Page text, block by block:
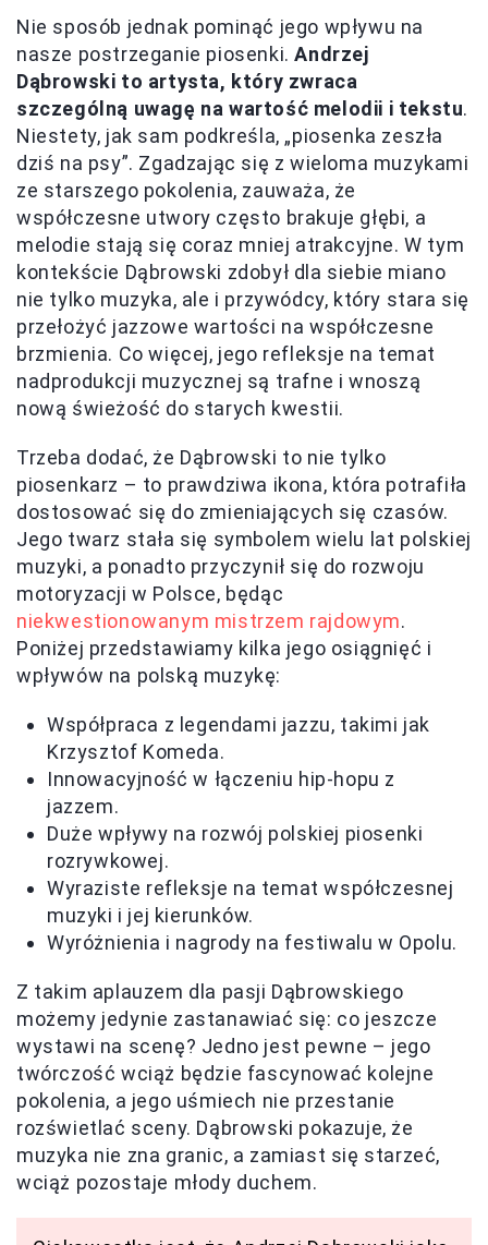
Nie sposób jednak pominąć jego wpływu na
nasze postrzeganie piosenki.Andrzej
Dąbrowski to artysta, który zwraca
szczególną uwagę na wartość melodii i tekstu.
Niestety, jak sam podkreśla, „piosenka zeszła
dziś na psy”. Zgadzając się z wieloma muzykami
ze starszego pokolenia, zauważa, że
współczesne utwory często brakuje głębi, a
melodie stają się coraz mniej atrakcyjne. W tym
kontekście Dąbrowski zdobył dla siebie miano
nie tylko muzyka, ale i przywódcy, który stara się
przełożyć jazzowe wartości na współczesne
brzmienia. Co więcej, jego refleksje na temat
nadprodukcji muzycznej są trafne i wnoszą
nową świeżość do starych kwestii.
Trzeba dodać, że Dąbrowski to nie tylko
piosenkarz – to prawdziwa ikona, która potrafiła
dostosować się do zmieniających się czasów.
Jego twarz stała się symbolem wielu lat polskiej
muzyki, a ponadto przyczynił się do rozwoju
motoryzacji w Polsce, będąc
niekwestionowanym mistrzem rajdowym.
Poniżej przedstawiamy kilka jego osiągnięć i
wpływów na polską muzykę:
Współpraca z legendami jazzu, takimi jak
Krzysztof Komeda.
Innowacyjność w łączeniu hip-hopu z
jazzem.
Duże wpływy na rozwój polskiej piosenki
rozrywkowej.
Wyraziste refleksje na temat współczesnej
muzyki i jej kierunków.
Wyróżnienia i nagrody na festiwalu w Opolu.
Z takim aplauzem dla pasji Dąbrowskiego
możemy jedynie zastanawiać się: co jeszcze
wystawi na scenę? Jedno jest pewne – jego
twórczość wciąż będzie fascynować kolejne
pokolenia, a jego uśmiech nie przestanie
rozświetlać sceny. Dąbrowski pokazuje, że
muzyka nie zna granic, a zamiast się starzeć,
wciąż pozostaje młody duchem.